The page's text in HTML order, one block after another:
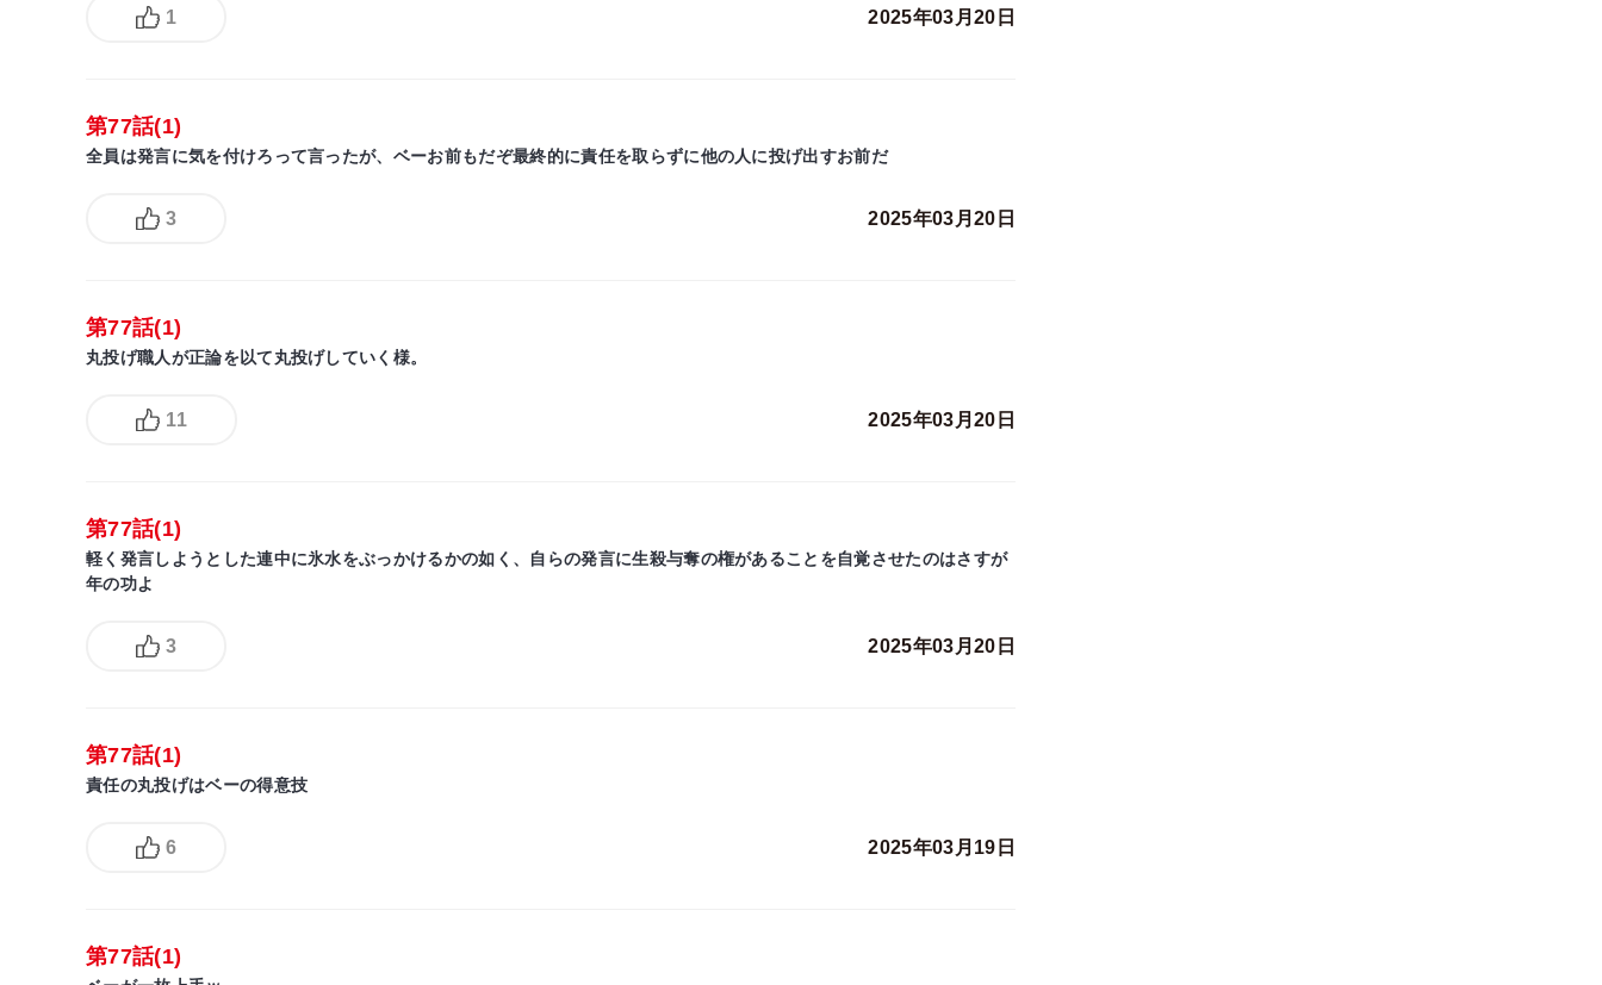
1 2025年03月20日
第77話(1)
全員は発言に気を付けろって言ったが、ベーお前もだぞ最終的に責任を取らずに他の人に投げ出すお前だ
3 2025年03月20日
第77話(1)
丸投げ職人が正論を以て丸投げしていく様。
11 2025年03月20日
第77話(1)
軽く発言しようとした連中に氷水をぶっかけるかの如く、自らの発言に生殺与奪の権があることを自覚させたのはさすが
年の功よ
3 2025年03月20日
第77話(1)
責任の丸投げはベーの得意技
6 2025年03月19日
第77話(1)